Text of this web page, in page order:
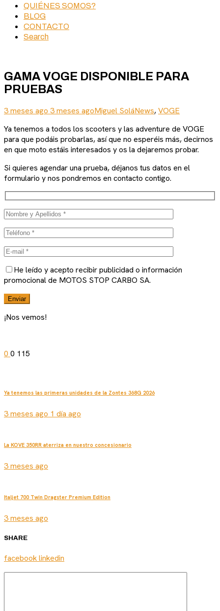
QUIÉNES SOMOS?
BLOG
CONTACTO
Search
GAMA VOGE DISPONIBLE PARA
PRUEBAS
3 meses ago 3 meses agoMiguel SoláNews,VOGE
Ya tenemos a todos los scooters y las adventure de VOGE
para que podáis probarlas, así que no esperéis más, decirnos
en que moto estáis interesados y os la dejaremos probar.
Si quieres agendar una prueba, déjanos tus datos en el
formulario y nos pondremos en contacto contigo.
He leído y acepto recibir publicidad o información
promocional de MOTOS STOP CARBO SA.
¡Nos vemos!
0 0 115
Ya tenemos las primeras unidades de la Zontes 368G 2026
3 meses ago 1 día ago
La KOVE 350RR aterriza en nuestro concesionario
3 meses ago
Italjet 700 Twin Dragster Premium Edition
3 meses ago
SHARE
facebooklinkedin